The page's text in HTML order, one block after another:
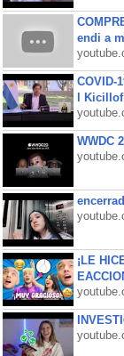
endi a
COVID-
l
WWDC
¡LE